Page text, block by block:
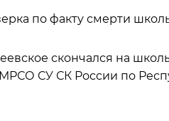
по факту смерти
скончался на
СУ СК России по